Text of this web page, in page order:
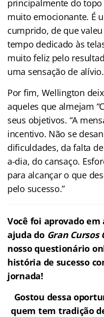
principalmente do topo
muito emocionante. É
cumprido, de que
tempo dedicado às
muito feliz pelo
uma sensação de
Por fim, Wellington
aqueles que almejam
seus objetivos. “A
incentivo. Não se
dificuldades, da falta
a-dia, do cansaço.
para alcançar o que
pelo sucesso.”
Você foi aprovado
ajuda do Gran Cursos
nosso questionário
história de sucesso
jornada!
Gostou dessa
quem tem tradição